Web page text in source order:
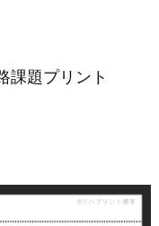
課題プリント